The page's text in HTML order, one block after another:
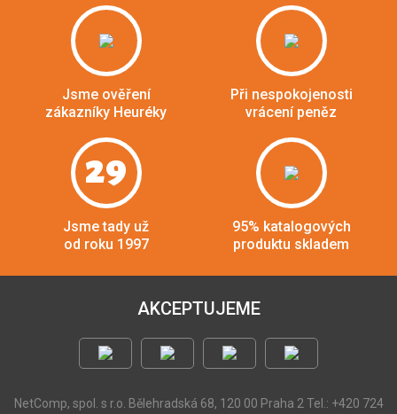
Jsme ověření
zákazníky Heuréky
Při nespokojenosti
vrácení peněz
29
Jsme tady už
od roku 1997
95% katalogových
produktu skladem
AKCEPTUJEME
NetComp, spol. s r.o. Bělehradská 68, 120 00 Praha 2 Tel.: +420 724